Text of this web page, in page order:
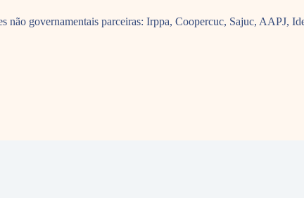
governamentais parceiras: Irppa, Coopercuc, Sajuc, AAPJ,